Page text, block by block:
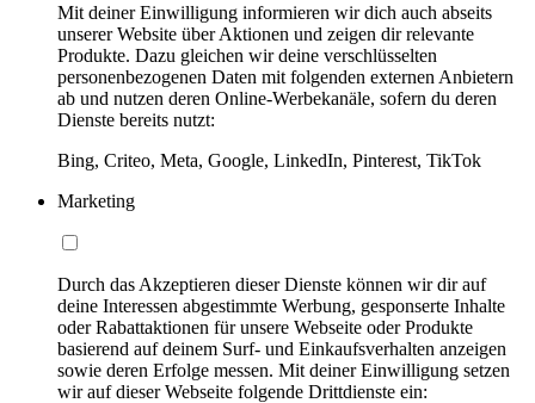
Mit deiner Einwilligung informieren wir dich auch abseits
unserer Website über Aktionen und zeigen dir relevante
Produkte. Dazu gleichen wir deine verschlüsselten
personenbezogenen Daten mit folgenden externen Anbietern
ab und nutzen deren Online-Werbekanäle, sofern du deren
Dienste bereits nutzt:
Bing, Criteo, Meta, Google, LinkedIn, Pinterest, TikTok
Marketing
Durch das Akzeptieren dieser Dienste können wir dir auf
deine Interessen abgestimmte Werbung, gesponserte Inhalte
oder Rabattaktionen für unsere Webseite oder Produkte
basierend auf deinem Surf- und Einkaufsverhalten anzeigen
sowie deren Erfolge messen. Mit deiner Einwilligung setzen
wir auf dieser Webseite folgende Drittdienste ein: